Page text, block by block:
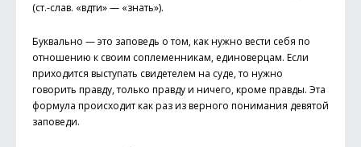
(ст.-слав. «вѣдѣти» — «знать»).
Буквально — это заповедь о том, как нужно вести себя по
отношению к своим соплеменникам, единоверцам. Если
приходится выступать свидетелем на суде, то нужно
говорить правду, только правду и ничего, кроме правды. Эта
формула происходит как раз из верного понимания девятой
заповеди.